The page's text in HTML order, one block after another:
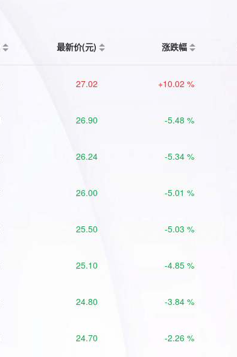
最新价(元) 涨跌幅
27.02 +10.02 %
26.90 -5.48 %
26.24 -5.34 %
26.00 -5.01 %
25.50 -5.03 %
25.10 -4.85 %
24.80 -3.84 %
24.70 -2.26 %